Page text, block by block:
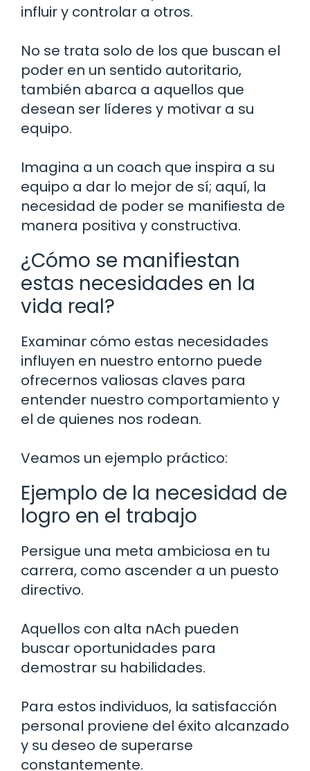
influir y controlar a otros.
No se trata solo de los que buscan el
poder en un sentido autoritario,
también abarca a aquellos que
desean ser líderes y motivar a su
equipo.
Imagina a un coach que inspira a su
equipo a dar lo mejor de sí; aquí, la
necesidad de poder se manifiesta de
manera positiva y constructiva.
¿Cómo se manifiestan
estas necesidades en la
vida real?
Examinar cómo estas necesidades
influyen en nuestro entorno puede
ofrecernos valiosas claves para
entender nuestro comportamiento y
el de quienes nos rodean.
Veamos un ejemplo práctico:
Ejemplo de la necesidad de
logro en el trabajo
Persigue una meta ambiciosa en tu
carrera, como ascender a un puesto
directivo.
Aquellos con alta nAch pueden
buscar oportunidades para
demostrar su habilidades.
Para estos individuos, la satisfacción
personal proviene del éxito alcanzado
y su deseo de superarse
constantemente.